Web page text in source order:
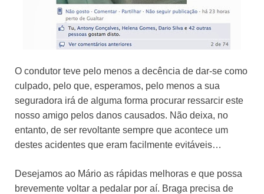
O condutor teve pelo menos a decência de dar-se como
culpado, pelo que, esperamos, pelo menos a sua
seguradora irá de alguma forma procurar ressarcir este
nosso amigo pelos danos causados. Não deixa, no
entanto, de ser revoltante sempre que acontece um
destes acidentes que eram facilmente evitáveis…
Desejamos ao Mário as rápidas melhoras e que possa
brevemente voltar a pedalar por aí. Braga precisa de